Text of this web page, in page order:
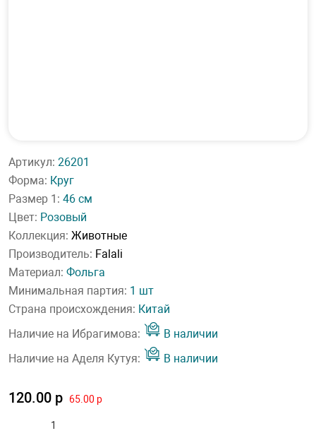
Артикул: 26201
Форма: Круг
Размер 1: 46 см
Цвет: Розовый
Коллекция: Животные
Производитель: Falali
Материал: Фольга
Минимальная партия: 1 шт
Страна происхождения: Китай
Наличие на Ибрагимова:
В наличии
Наличие на Аделя Кутуя:
В наличии
120.00 р 65.00 р